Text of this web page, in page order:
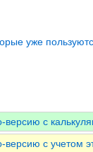
уже
с
с учетом